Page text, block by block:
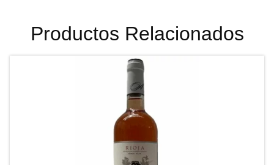
Productos Relacionados